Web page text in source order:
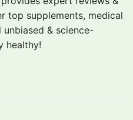
top supplements, medical
& science-
healthy!